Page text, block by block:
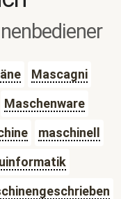
Mascagni
Maschenware
maschinell